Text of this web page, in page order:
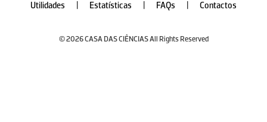
Utilidades
Estatísticas FAQs Contactos
© 2026 CASA DAS CIÊNCIAS All Rights Reserved